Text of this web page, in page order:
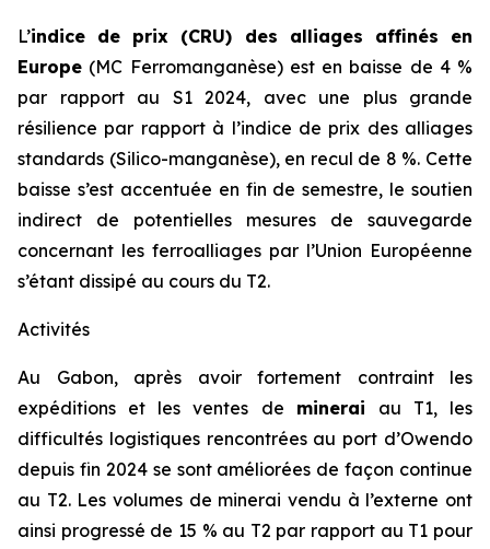
L’indice de prix (CRU) des alliages affinés en
Europe (MC Ferromanganèse) est en baisse de 4 %
par rapport au S1 2024, avec une plus grande
résilience par rapport à l’indice de prix des alliages
standards (Silico-manganèse), en recul de 8 %. Cette
baisse s’est accentuée en fin de semestre, le soutien
indirect de potentielles mesures de sauvegarde
concernant les ferroalliages par l’Union Européenne
s’étant dissipé au cours du T2.
Activités
Au Gabon, après avoir fortement contraint les
expéditions et les ventes de minerai au T1, les
difficultés logistiques rencontrées au port d’Owendo
depuis fin 2024 se sont améliorées de façon continue
au T2. Les volumes de minerai vendu à l’externe ont
ainsi progressé de 15 % au T2 par rapport au T1 pour